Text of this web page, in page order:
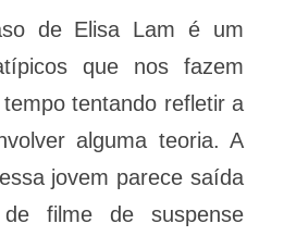
de Elisa Lam é um
que nos fazem
tentando refletir a
alguma teoria. A
jovem parece saída
filme de suspense